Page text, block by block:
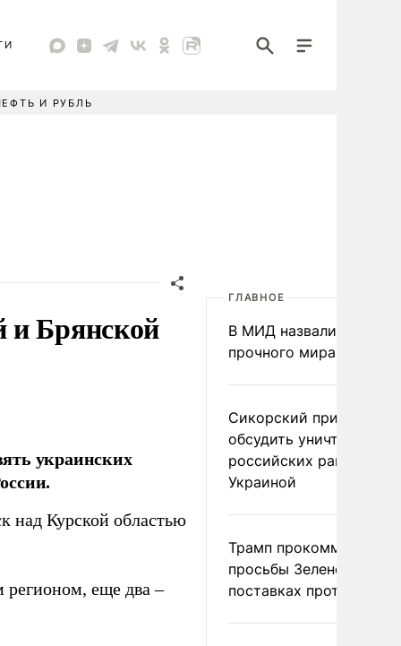
И РУБЛЬ
Брянской
украинских
над Курской областью
еще два –
ГЛАВНОЕ
В МИД назвали условия
прочного мира на
Сикорский призвал
обсудить уничтожение
российских ракет над
Украиной
Трамп
просьбы Зеленского о
поставках